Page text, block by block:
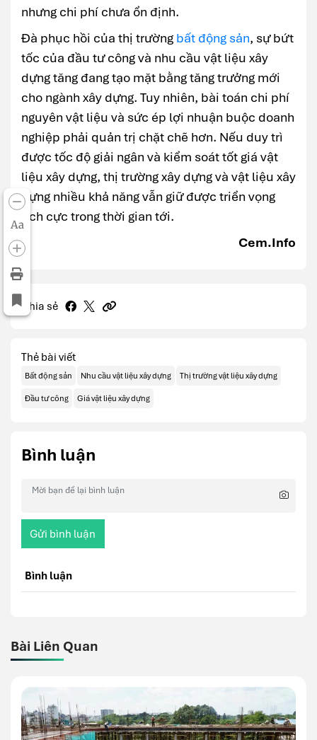
Aa
nhưng chi phí chưa ổn định.
Đà phục hồi của thị trường bất động sản, sự bứt
tốc của đầu tư công và nhu cầu vật liệu xây
dựng tăng đang tạo mặt bằng tăng trưởng mới
cho ngành xây dựng. Tuy nhiên, bài toán chi phí
nguyên vật liệu và sức ép lợi nhuận buộc doanh
nghiệp phải quản trị chặt chẽ hơn. Nếu duy trì
được tốc độ giải ngân và kiểm soát tốt giá vật
liệu xây dựng, thị trường xây dựng và vật liệu xây
dựng nhiều khả năng vẫn giữ được triển vọng
tích cực trong thời gian tới.
Cem.Info
Chia sẻ
Thẻ bài viết
Bất động sản Nhu cầu vật liệu xây dựng Thị trường vật liệu xây dựng
Đầu tư công Giá vật liệu xây dựng
Bình luận
Gửi bình luận
Bình luận
Bài Liên Quan